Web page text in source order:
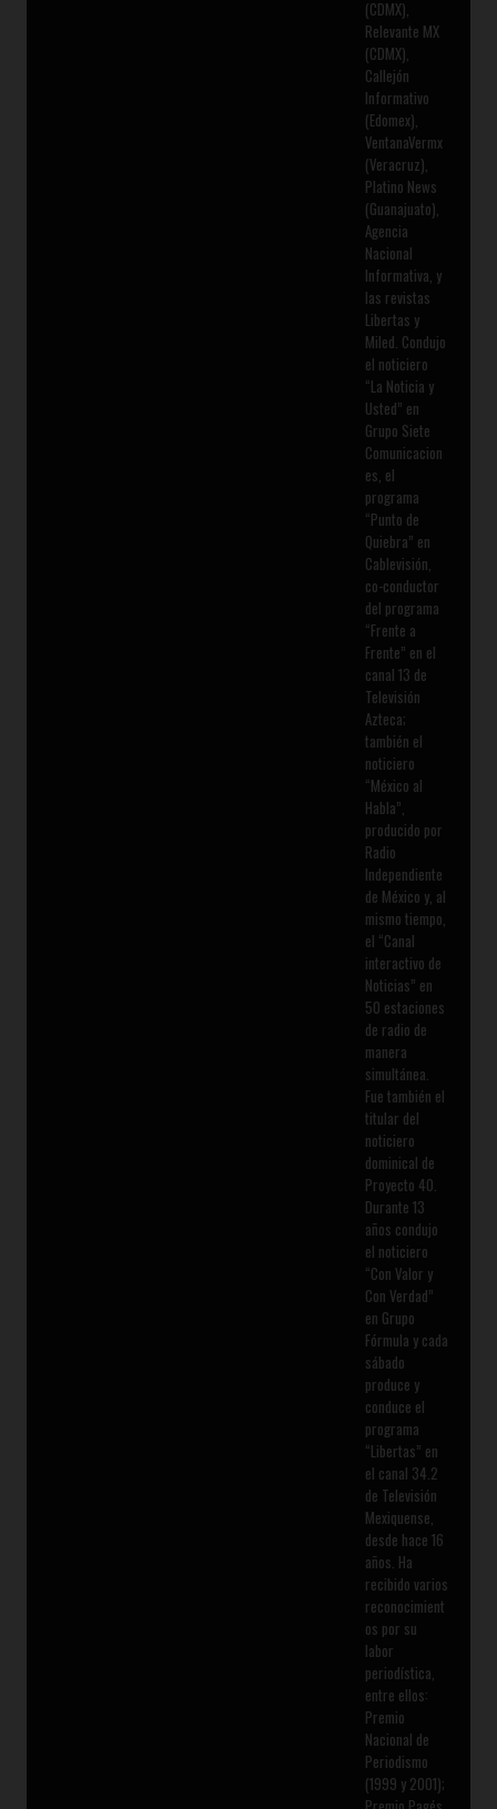
(CDMX),
Relevante MX
(CDMX),
Callejón
Informativo
(Edomex),
VentanaVermx
(Veracruz),
Platino News
(Guanajuato),
Agencia
Nacional
Informativa, y
las revistas
Libertas y
Miled. Condujo
el noticiero
“La Noticia y
Usted” en
Grupo Siete
Comunicacion
es, el
programa
“Punto de
Quiebra” en
Cablevisión,
co-conductor
del programa
“Frente a
Frente” en el
canal 13 de
Televisión
Azteca;
también el
noticiero
“México al
Habla”,
producido por
Radio
Independiente
de México y, al
mismo tiempo,
el “Canal
interactivo de
Noticias” en
50 estaciones
de radio de
manera
simultánea.
Fue también el
titular del
noticiero
dominical de
Proyecto 40.
Durante 13
años condujo
el noticiero
“Con Valor y
Con Verdad”
en Grupo
Fórmula y cada
sábado
produce y
conduce el
programa
“Libertas” en
el canal 34.2
de Televisión
Mexiquense,
desde hace 16
años. Ha
recibido varios
reconocimient
os por su
labor
periodística,
entre ellos:
Premio
Nacional de
Periodismo
(1999 y 2001);